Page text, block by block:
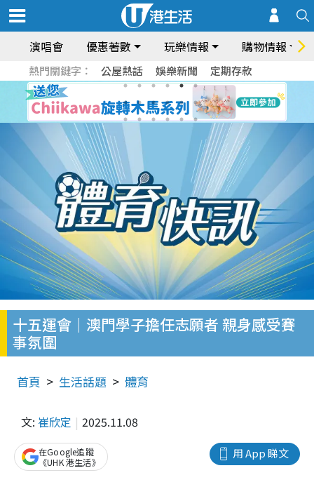
演唱會 優惠著數 玩樂情報 購物情報
熱門關鍵字： 公屋熱話 娛樂新聞 定期存款
十五運會｜澳門學子擔任志願者 親身感受賽
事氛圍
首頁 生活話題 體育
文: 崔欣定 2025.11.08
用 App 睇文
在Google追蹤
《UHK 港生活》